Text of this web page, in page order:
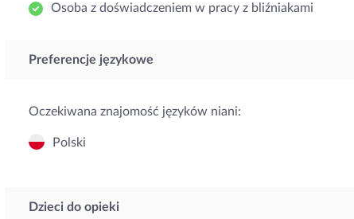
Osoba z doświadczeniem w pracy z bliźniakami
Preferencje językowe
Oczekiwana znajomość języków niani:
Polski
Dzieci do opieki